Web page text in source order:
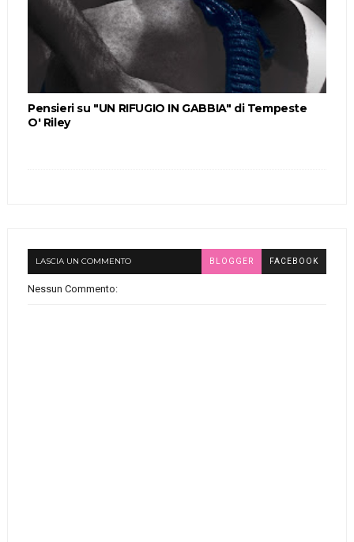
Pensieri su "UN RIFUGIO IN GABBIA" di Tempeste
O' Riley
LASCIA UN COMMENTO BLOGGER FACEBOOK
Nessun Commento: